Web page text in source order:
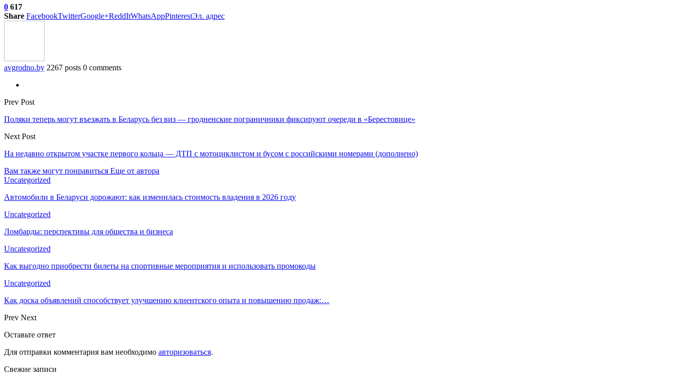
0 617
Share FacebookTwitterGoogle+ReddItWhatsAppPinterestЭл. адрес
avgrodno.by 2267 posts 0 comments
Prev Post
Поляки теперь могут въезжать в Беларусь без виз — гродненские пограничники фиксируют очереди в «Берестовице»
Next Post
На недавно открытом участке первого кольца — ДТП с мотоциклистом и бусом с российскими номерами (дополнено)
Вам также могут понравиться Еще от автора
Uncategorized
Автомобили в Беларуси дорожают: как изменилась стоимость владения в 2026 году
Uncategorized
Ломбарды: перспективы для общества и бизнеса
Uncategorized
Как выгодно приобрести билеты на спортивные мероприятия и использовать промокоды
Uncategorized
Как доска объявлений способствует улучшению клиентского опыта и повышению продаж:…
Prev Next
Оставьте ответ
Для отправки комментария вам необходимо авторизоваться.
Свежие записи